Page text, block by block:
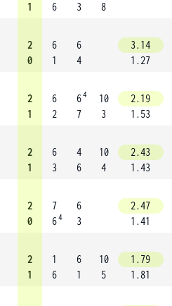
1
6
3
8
2
0
6
1
6
4
3.14
1.27
2
1
6
2
64
7
10
3
2.19
1.53
2
1
6
3
4
6
10
4
2.43
1.43
2
0
7
64
6
3
2.47
1.41
2
1
1
6
6
1
10
5
1.79
1.81